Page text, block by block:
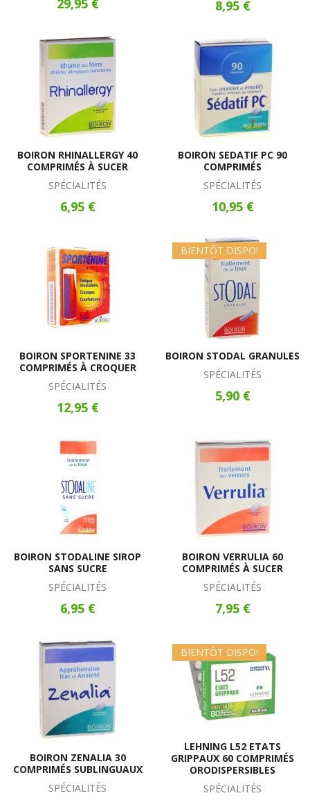
29,95 € 8,95 €
BOIRON RHINALLERGY 40
COMPRIMÉS À SUCER
SPÉCIALITÉS
6,95 €
BOIRON SEDATIF PC 90
COMPRIMÉS
SPÉCIALITÉS
10,95 €
BOIRON SPORTENINE 33
COMPRIMÉS À CROQUER
SPÉCIALITÉS
12,95 €
BIENTÔT DISPO!
BOIRON STODAL GRANULES
SPÉCIALITÉS
5,90 €
BOIRON STODALINE SIROP
SANS SUCRE
SPÉCIALITÉS
6,95 €
BOIRON VERRULIA 60
COMPRIMÉS À SUCER
SPÉCIALITÉS
7,95 €
BOIRON ZENALIA 30
COMPRIMÉS SUBLINGUAUX
SPÉCIALITÉS
BIENTÔT DISPO!
LEHNING L52 ETATS
GRIPPAUX 60 COMPRIMÉS
ORODISPERSIBLES
SPÉCIALITÉS